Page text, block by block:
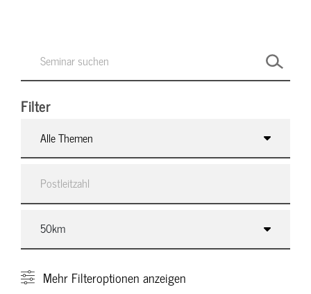
Filter
Alle Themen
Mehr Filteroptionen anzeigen